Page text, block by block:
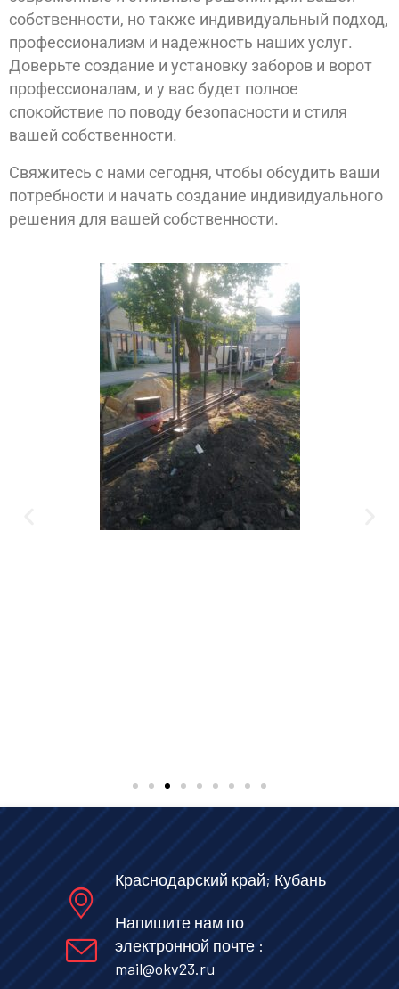
собственности, но также индивидуальный подход,
профессионализм и надежность наших услуг.
Доверьте создание и установку заборов и ворот
профессионалам, и у вас будет полное
спокойствие по поводу безопасности и стиля
вашей собственности.
Свяжитесь с нами сегодня, чтобы обсудить ваши
потребности и начать создание индивидуального
решения для вашей собственности.
Краснодарский край; Кубань
Напишите нам по
электронной почте :
mail@okv23.ru